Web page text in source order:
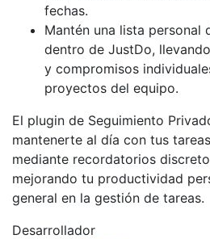
fechas.
Mantén una lista personal
dentro de JustDo,
y compromisos
proyectos del equipo.
El plugin de Seguimiento
mantenerte al día con tus
mediante recordatorios
mejorando tu productividad
general en la gestión de tareas.
Desarrollador